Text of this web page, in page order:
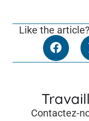
Like the
Contactez-